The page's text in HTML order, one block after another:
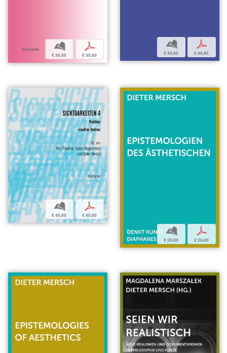
b
€ 35,00
p
€ 35,00
b
€ 49,95
p
€ 49,95
b
€ 40,00
p
€ 40,00
b
€ 20,00
p
€ 20,00